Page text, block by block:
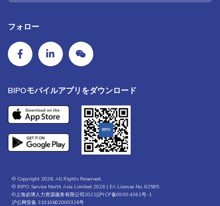
フォロー
BIPOモバイルアプリをダウンロード
© Copyright 2026. All Rights Reserved.
© BIPO Service North Asia Limited 2026 | EA License No. 82585
©上海必博人力资源服务有限公司2021|沪ICP备09094361号-1
沪公网安备 31010602000326号